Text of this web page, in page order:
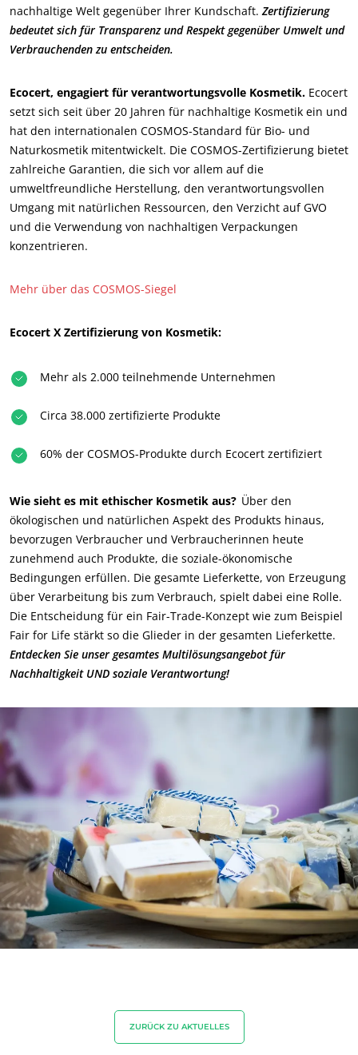
Agri-Food
Textil
Wald und Holz
Nachhaltige Materialien
Inputs
Nachhaltige Landwirtschaft
nachhaltige Welt gegenüber Ihrer Kundschaft.Zertifizierung
bedeutet sich für Transparenz und Respekt gegenüber Umwelt und
Verbrauchenden zu entscheiden.
Ecocert, engagiert für verantwortungsvolle Kosmetik. Ecocert
setzt sich seit über 20 Jahren für nachhaltige Kosmetik ein und
hat den internationalen COSMOS-Standard für Bio- und
Naturkosmetik mitentwickelt. Die COSMOS-Zertifizierung bietet
zahlreiche Garantien, die sich vor allem auf die
umweltfreundliche Herstellung, den verantwortungsvollen
Umgang mit natürlichen Ressourcen, den Verzicht auf GVO
und die Verwendung von nachhaltigen Verpackungen
konzentrieren.
Mehr über das COSMOS-Siegel
Ecocert X Zertifizierung von Kosmetik:
Mehr als 2.000 teilnehmende Unternehmen
Circa 38.000 zertifizierte Produkte
60% der COSMOS-Produkte durch Ecocert zertifiziert
Wie sieht es mit ethischer Kosmetik aus? Über den
ökologischen und natürlichen Aspekt des Produkts hinaus,
bevorzugen Verbraucher und Verbraucherinnen heute
zunehmend auch Produkte, die soziale-ökonomische
Bedingungen erfüllen. Die gesamte Lieferkette, von Erzeugung
über Verarbeitung bis zum Verbrauch, spielt dabei eine Rolle.
Die Entscheidung für ein Fair-Trade-Konzept wie zum Beispiel
Fair for Life stärkt so die Glieder in der gesamten Lieferkette.
Entdecken Sie unser gesamtes Multilösungsangebot für
Nachhaltigkeit UND soziale Verantwortung!
ZURÜCK ZU AKTUELLES